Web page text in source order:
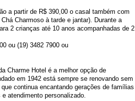
a partir de R$ 390,00 o casal também com
Charmoso à tarde e jantar). Durante a
2 crianças até 10 anos acompanhadas de 2
ou (19) 3482 7900 ou
Charme Hotel é a melhor opção de
em 1942 está sempre se renovando sem
continua encantando gerações de famílias
atendimento personalizado.